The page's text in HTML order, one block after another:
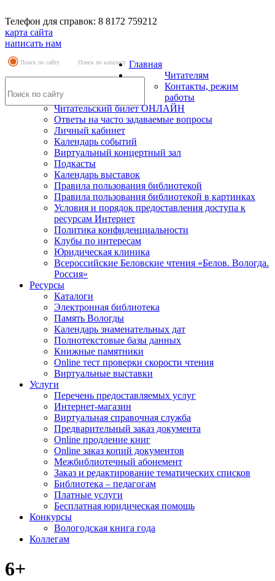
Телефон для справок: 8 8172 759212
карта сайта
написать нам
Поиск по сайту Поиск по каталогу Главная
Читателям
Контакты, режим
работы
Читательский билет ОНЛАЙН
Ответы на часто задаваемые вопросы
Личный кабинет
Календарь событий
Виртуальный концертный зал
Подкасты
Календарь выставок
Правила пользования библиотекой
Правила пользования библиотекой в картинках
Условия и порядок предоставления доступа к
ресурсам Интернет
Политика конфиденциальности
Клубы по интересам
Юридическая клиника
Всероссийские Беловские чтения «Белов. Вологда.
Россия»
Ресурсы
Каталоги
Электронная библиотека
Память Вологды
Календарь знаменательных дат
Полнотекстовые базы данных
Книжные памятники
Online тест проверки скорости чтения
Виртуальные выставки
Услуги
Перечень предоставляемых услуг
Интернет-магазин
Виртуальная справочная служба
Предварительный заказ документа
Online продление книг
Online заказ копий документов
Межбиблиотечный абонемент
Заказ и редактирование тематических списков
Библиотека – педагогам
Платные услуги
Бесплатная юридическая помощь
Конкурсы
Вологодская книга года
Коллегам
6+